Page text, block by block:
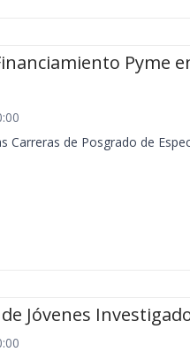
Pyme
Carreras de Posgrado de
Jóvenes